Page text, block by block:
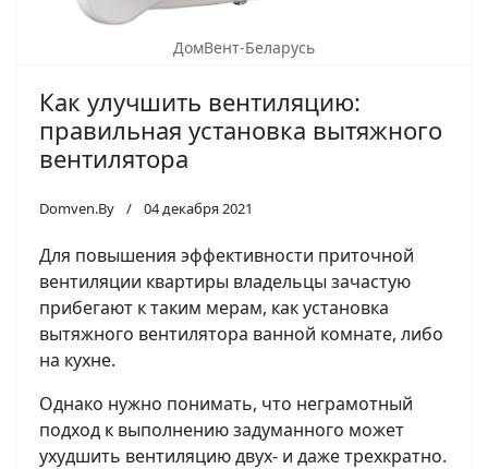
ДомВент-Беларусь
Как улучшить вентиляцию:
правильная установка вытяжного
вентилятора
Domven.By 04 декабря 2021
Для повышения эффективности приточной
вентиляции квартиры владельцы зачастую
прибегают к таким мерам, как установка
вытяжного вентилятора ванной комнате, либо
на кухне.
Однако нужно понимать, что неграмотный
подход к выполнению задуманного может
ухудшить вентиляцию двух- и даже трехкратно.